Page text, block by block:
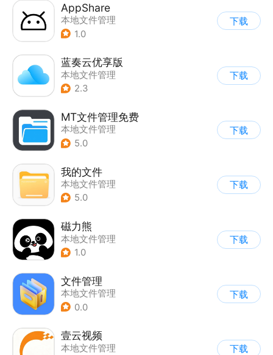
AppShare
本地文件管理
1.0
下载
蓝奏云优享版
本地文件管理
2.3
下载
MT文件管理免费
本地文件管理
5.0
下载
我的文件
本地文件管理
5.0
下载
磁力熊
本地文件管理
1.0
下载
文件管理
本地文件管理
0.0
下载
壹云视频
本地文件管理
下载